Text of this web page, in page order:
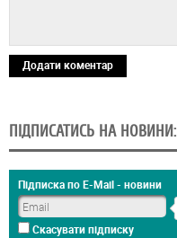
Додати коментар
ПІДПИСАТИСЬ НА НОВИНИ:
Підписка по E-Mail - новини
Скасувати підписку